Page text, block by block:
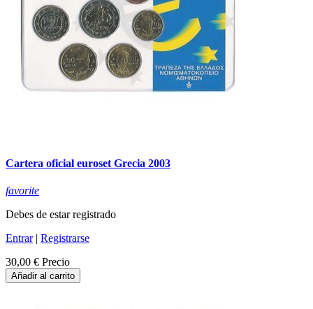
Cartera oficial euroset Grecia 2003
favorite
Debes de estar registrado
Entrar| Registrarse
30,00 € Precio
Añadir al carrito